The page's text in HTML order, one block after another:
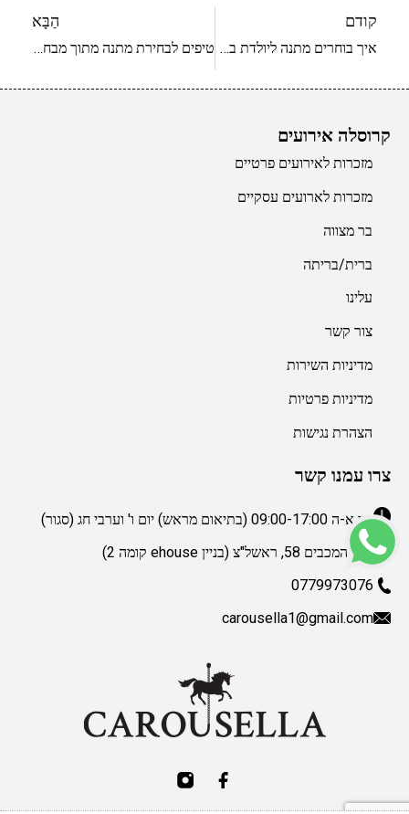
קודם
איך בוחרים מתנה ליולדת בקלות ומהירות
הַבָּא
טיפים לבחירת מתנה מתוך מבחר מתנות ליולדת
קרוסלה אירועים
מזכרות לאירועים פרטיים
מזכרות לארועים עסקיים
בר מצווה
ברית/בריתה
עלינו
צור קשר
מדיניות השירות
מדיניות פרטיות
הצהרת נגישות
צרו עמנו קשר
ימי א-ה 09:00-17:00 (בתיאום מראש) יום ו' וערבי חג (סגור)
דרך המכבים 58, ראשל"צ (בניין ehouse קומה 2)
0779973076
carousella1@gmail.com